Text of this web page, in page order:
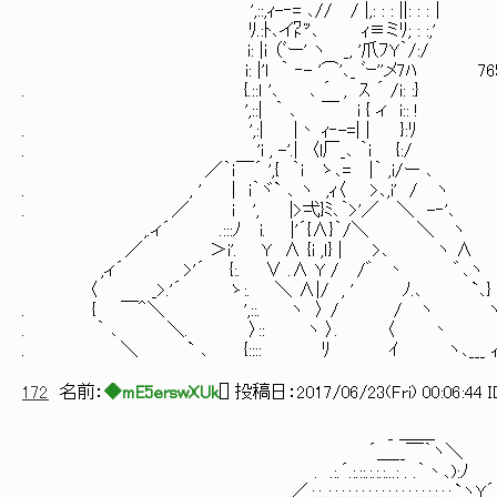
',::,ｨ-‐= ､// / |,: : : ||: : :｜
ﾘ.:ﾄ､イ㍗､ ｨ≡ミﾘ; : :,'
i: |ｉ （ﾞー' ヽ _, '爪ﾌY｀/:/
i: |'l ｀ ‐- '⌒'､_ ﾞｰ''メ7ﾊ 765プロは全員
. {.::ｌ '､ ､ ´ , ｽ ´ /i: :}
',::| ｀ ､ ￣ i { ィ i:: ! 焦ってもし
. ',:| |丶 ｨ‐-=| | }:ﾘ
. 'i , -'.| 〈l厂_､ ｀i {:/ それじゃあ、ち
／｀ｉ￣´ ',{ ｀i ゝ､= |｀ ,i/ー ､
. , ' | i｀ヾ` ､ ヽ ,ｨ〈 >､,i' / ヽ
. ／ i ', |>弌}ﾐ､｀>'／ ＼ -‐'､
,.ィ´ .:::ﾉ i. |'´{∧}｀/＼ ＼ ヽ
／ ＞i'. Y ∧ {i ,ｌ} | >､ ヽ ∧
,ィ´ >'´ {:. ∨ .∧ Y / /゛ 丶 ゛､ヽ
〈 _>.'´ ゝ:. ＼ ∧|/ , ' ﾉ.､ `､}
. { ￣＾＼ ',::. ヽ 〉 / / ヽ
. ｀ ､ ＼. 〉:: ヽ 〉. 〈 丶
. ＼ ` ､ {:::: ﾘ ｲ ヽ､___
172 名前： ◆mE5erswXUk[ ] 投稿日： 2017/06/23(Fri) 00:06:44
´＿__￣｀ヽ＼
. .:.´.:.::.:.:.:...: . .｀丶､):ﾉ _＿
／.:.:..:.:.:.:.:.:.:.:.:.:.:.:.:.:.:.:.:.:.:.`ヽY´ ￣￣